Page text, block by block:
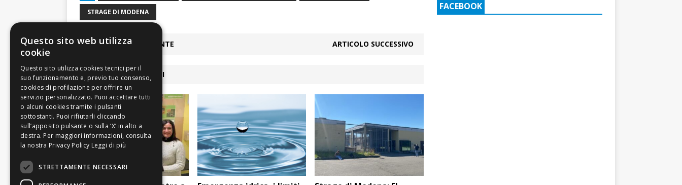
STRAGE DI MODENA
ARTICOLO PRECEDENTE ARTICOLO SUCCESSIVO
ARTICOLI COLLEGATI
FACEBOOK
Questo sito web utilizza
cookie
Leggi di più
STRETTAMENTE NECESSARI